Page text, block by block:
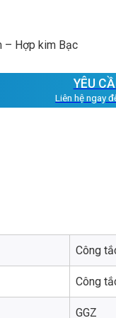
– Hợp kim Bạc
YÊU
Liên hệ ngay
Công
Công
GGZ